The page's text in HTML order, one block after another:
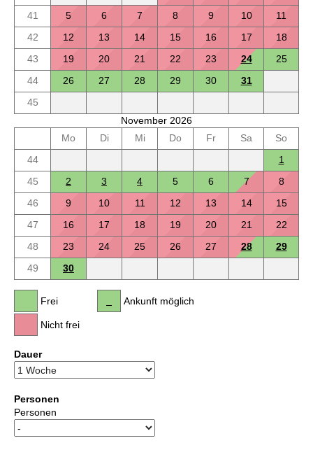
41
5 6 7 8 9 10
11
42
12 13 14 15 16 17
18
43
19 20 21 22 23 24
25
44
26 27 28 29 30
31
45
November 2026
Mo
Di Mi Do Fr Sa
So
44
1
45
2 3 4 5 6 7
8
46
9 10 11 12 13 14
15
47
16 17 18 19 20 21
22
48
23 24 25 26 27 28
29
49
30
Frei
Nicht frei
Ankunft möglich
Dauer
Personen
Personen